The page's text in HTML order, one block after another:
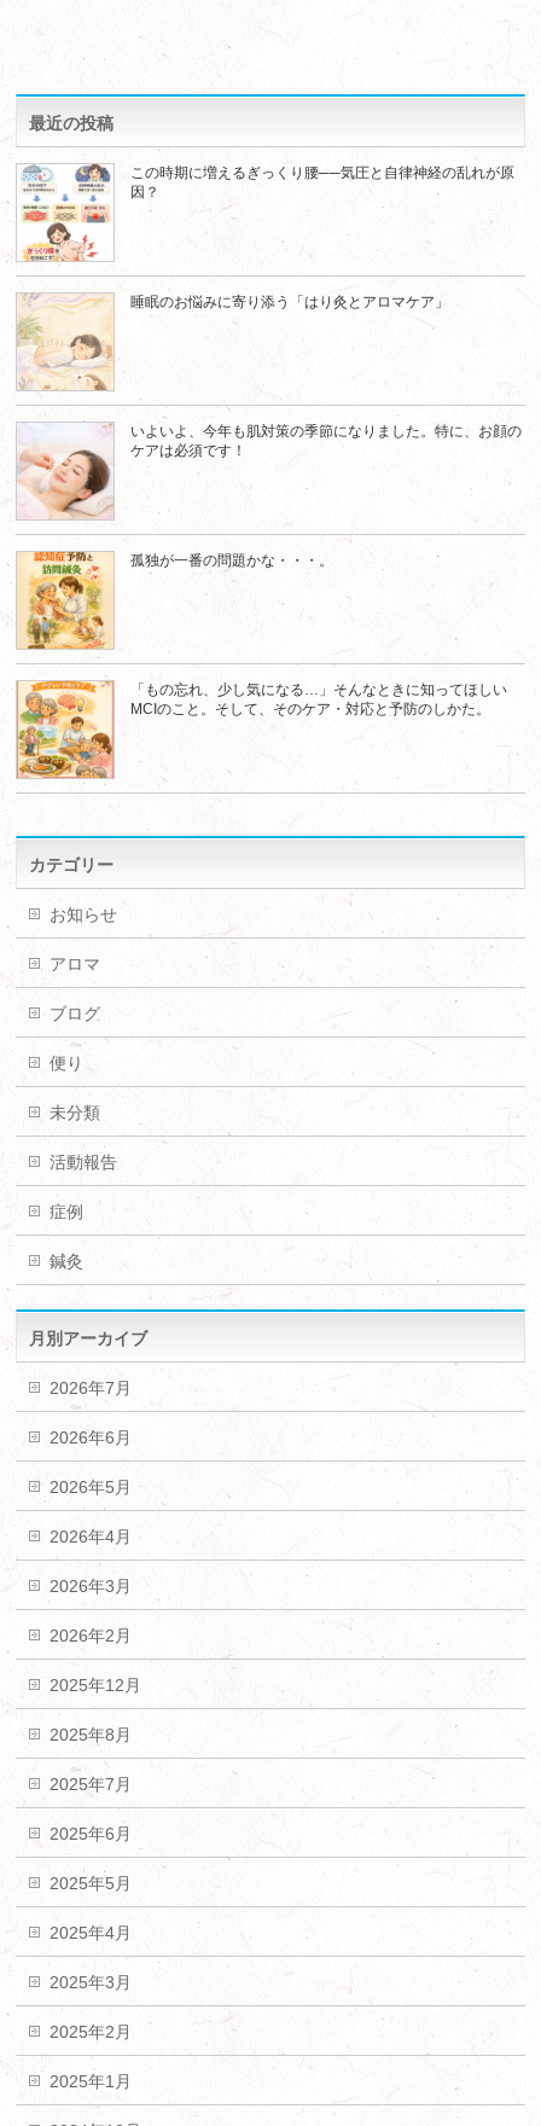
最近の投稿
この時期に増えるぎっくり腰──気圧と自律神経の乱れが原
因？
睡眠のお悩みに寄り添う「はり灸とアロマケア」
いよいよ、今年も肌対策の季節になりました。特に、お顔の
ケアは必須です！
孤独が一番の問題かな・・・。
「もの忘れ、少し気になる…」そんなときに知ってほしい
MCIのこと。そして、そのケア・対応と予防のしかた。
カテゴリー
お知らせ
アロマ
ブログ
便り
未分類
活動報告
症例
鍼灸
月別アーカイブ
2026年7月
2026年6月
2026年5月
2026年4月
2026年3月
2026年2月
2025年12月
2025年8月
2025年7月
2025年6月
2025年5月
2025年4月
2025年3月
2025年2月
2025年1月